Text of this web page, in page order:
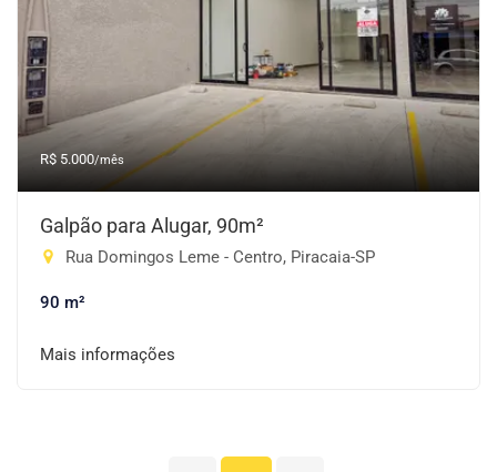
R$ 5.000/mês
Galpão para Alugar, 90m²
Rua Domingos Leme - Centro, Piracaia-SP
90 m²
Mais informações